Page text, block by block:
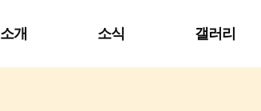
소개 소식 갤러리